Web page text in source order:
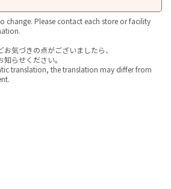
change. Please contact each store or facility
気づきの点がございましたら、
らせください。
translation, the translation may differ from